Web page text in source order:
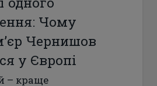
Чому
Чернишов
у Європі
– краще